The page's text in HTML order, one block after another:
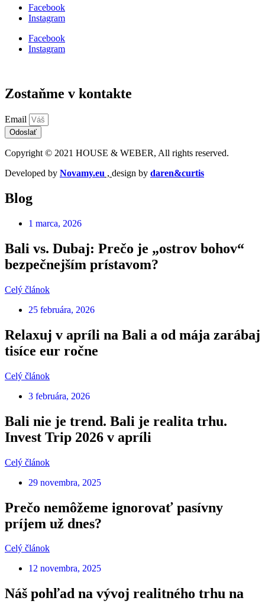
Facebook
Instagram
Facebook
Instagram
Zostaňme v kontakte
Email
Odoslať
Copyright © 2021 HOUSE & WEBER, All rights reserved.
Developed by Novamy.eu , design by daren&curtis
Blog
1 marca, 2026
Bali vs. Dubaj: Prečo je „ostrov bohov“
bezpečnejším prístavom?
Celý článok
25 februára, 2026
Relaxuj v apríli na Bali a od mája zarábaj
tisíce eur ročne
Celý článok
3 februára, 2026
Bali nie je trend. Bali je realita trhu.
Invest Trip 2026 v apríli
Celý článok
29 novembra, 2025
Prečo nemôžeme ignorovať pasívny
príjem už dnes?
Celý článok
12 novembra, 2025
Náš pohľad na vývoj realitného trhu na